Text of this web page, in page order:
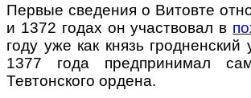
Первые сведения о Витовте
и 1372 годах он участвовал в
году уже как князь
1377 года предпринимал
Тевтонского ордена.